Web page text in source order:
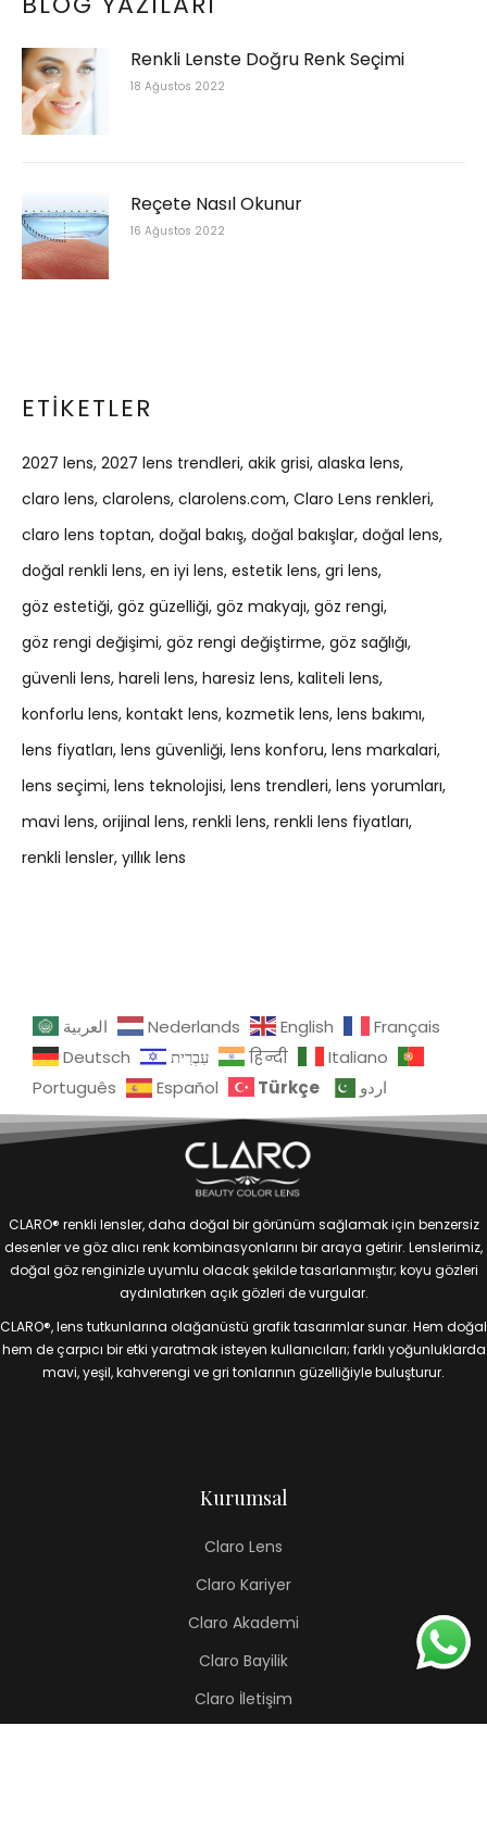
Renkli Lenste Doğru Renk Seçimi
18 Ağustos 2022
Reçete Nasıl Okunur
16 Ağustos 2022
ETIKETLER
2027 lens 2027 lens trendleri akik grisi alaska lens
claro lens clarolens clarolens.com Claro Lens renkleri
claro lens toptan doğal bakış doğal bakışlar doğal lens
doğal renkli lens en iyi lens estetik lens gri lens
göz estetiği göz güzelliği göz makyajı göz rengi
göz rengi değişimi göz rengi değiştirme göz sağlığı
güvenli lens hareli lens haresiz lens kaliteli lens
konforlu lens kontakt lens kozmetik lens lens bakımı
lens fiyatları lens güvenliği lens konforu lens markalari
lens seçimi lens teknolojisi lens trendleri lens yorumları
mavi lens orijinal lens renkli lens renkli lens fiyatları
renkli lensler yıllık lens
العربية Nederlands English
Français
Deutsch
עִבְרִית हिन्दी
Italiano
Português
Español Türkçe اردو
CLARO® renkli lensler, daha doğal bir görünüm sağlamak için benzersiz
desenler ve göz alıcı renk kombinasyonlarını bir araya getirir. Lenslerimiz,
doğal göz renginizle uyumlu olacak şekilde tasarlanmıştır; koyu gözleri
aydınlatırken açık gözleri de vurgular.
CLARO®, lens tutkunlarına olağanüstü grafik tasarımlar sunar. Hem doğal
hem de çarpıcı bir etki yaratmak isteyen kullanıcıları; farklı yoğunluklarda
mavi, yeşil, kahverengi ve gri tonlarının güzelliğiyle buluşturur.
Kurumsal
Claro Lens
Claro Kariyer
Claro Akademi
Claro Bayilik
Claro İletişim